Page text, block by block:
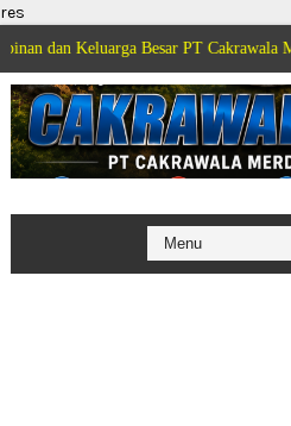
res
Besar PT Cakrawala Merdeka